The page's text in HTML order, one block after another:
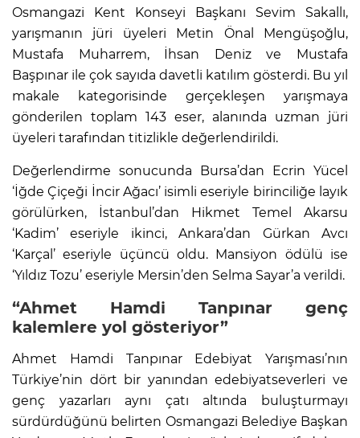
Osmangazi Kent Konseyi Başkanı Sevim Sakallı,
yarışmanın jüri üyeleri Metin Önal Mengüşoğlu,
Mustafa Muharrem, İhsan Deniz ve Mustafa
Başpınar ile çok sayıda davetli katılım gösterdi. Bu yıl
makale kategorisinde gerçekleşen yarışmaya
gönderilen toplam 143 eser, alanında uzman jüri
üyeleri tarafından titizlikle değerlendirildi.
Değerlendirme sonucunda Bursa’dan Ecrin Yücel
‘İğde Çiçeği İncir Ağacı’ isimli eseriyle birinciliğe layık
görülürken, İstanbul’dan Hikmet Temel Akarsu
‘Kadim’ eseriyle ikinci, Ankara’dan Gürkan Avcı
‘Karçal’ eseriyle üçüncü oldu. Mansiyon ödülü ise
‘Yıldız Tozu’ eseriyle Mersin’den Selma Sayar’a verildi.
“Ahmet Hamdi Tanpınar genç
kalemlere yol gösteriyor”
Ahmet Hamdi Tanpınar Edebiyat Yarışması’nın
Türkiye’nin dört bir yanından edebiyatseverleri ve
genç yazarları aynı çatı altında buluşturmayı
sürdürdüğünü belirten Osmangazi Belediye Başkan